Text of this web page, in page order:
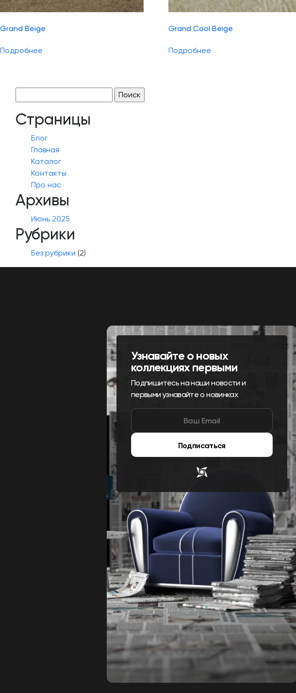
Grand Beige
Подробнее
Grand Cool Beige
Подробнее
Страницы
Блог
Главная
Каталог
Контакты
Про нас
Архивы
Июнь 2025
Рубрики
Без рубрики (2)
Узнавайте о новых
коллекциях первыми
Подпишитесь на наши новости и
первыми узнавайте о новинках
Подписаться